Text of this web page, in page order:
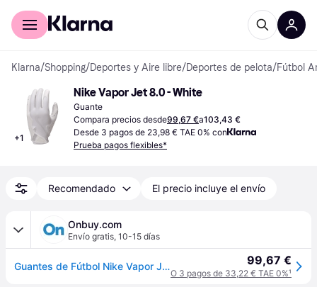
Comprar con Klarna
Klarna/Shopping/Deportes y Aire libre/Deportes de pelota/Fútbol
+1
Nike Vapor Jet 8.0 - White
Guante
Compara precios desde99,67 €a103,43 €
Desde 3 pagos de 23,98 € TAE 0% con
Prueba pagos flexibles*
Recomendado El precio incluye el envío
Onbuy.com
Envío gratis, 10-15 días
Guantes de Fútbol Nike Vapor Jet 8.0 Blancos | Blanco | Met Gold Mediano 99,67 €
O 3 pagos de 33,22 € TAE 0%¹